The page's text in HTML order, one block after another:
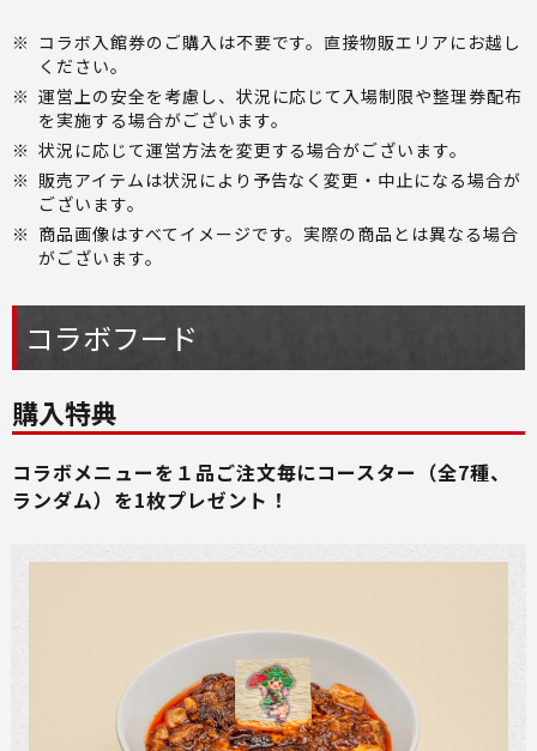
※ コラボ入館券のご購入は不要です。直接物販エリアにお越し
ください。
※ 運営上の安全を考慮し、状況に応じて入場制限や整理券配布
を実施する場合がございます。
※ 状況に応じて運営方法を変更する場合がございます。
※ 販売アイテムは状況により予告なく変更・中止になる場合が
ございます。
※ 商品画像はすべてイメージです。実際の商品とは異なる場合
がございます。
コラボフード
購入特典
コラボメニューを１品ご注文毎にコースター（全7種、
ランダム）を1枚プレゼント！